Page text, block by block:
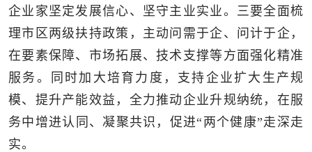
企业家坚定发展信心、坚守主业实业。三要全面梳
理市区两级扶持政策，主动问需于企、问计于企，
在要素保障、市场拓展、技术支撑等方面强化精准
服务。同时加大培育力度，支持企业扩大生产规
模、提升产能效益，全力推动企业升规纳统，在服
务中增进认同、凝聚共识，促进“两个健康”走深走
实。